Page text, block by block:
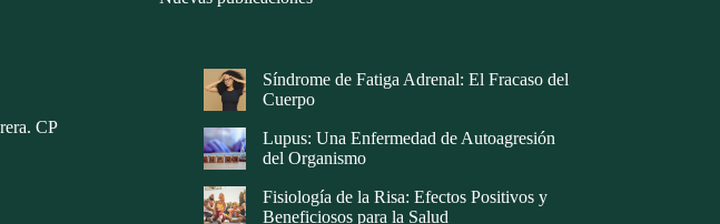
CP
Síndrome de Fatiga Adrenal: El Fracaso del
Cuerpo
Lupus: Una Enfermedad de Autoagresión
del Organismo
Fisiología de la Risa: Efectos Positivos y
Beneficiosos para la Salud